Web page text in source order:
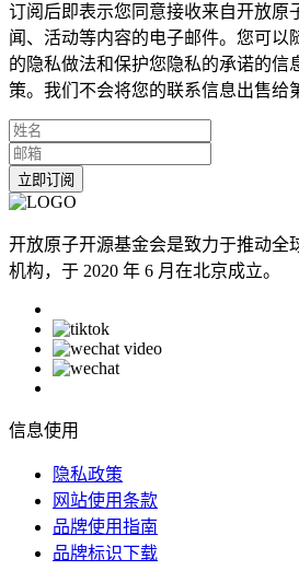
订阅后即表示您同意接收来自开放原
闻、活动等内容的电子邮件。您可以
的隐私做法和保护您隐私的承诺的信
策。我们不会将您的联系信息出售给
立即订阅
开放原子开源基金会是致力于推动全
机构，于 2020 年 6 月在北京成立。
信息使用
隐私政策
网站使用条款
品牌使用指南
品牌标识下载